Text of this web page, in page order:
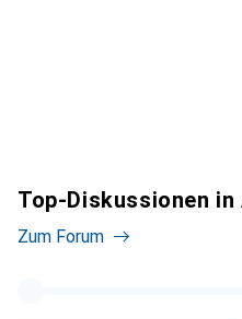
Top-Diskussionen in
Zum Forum